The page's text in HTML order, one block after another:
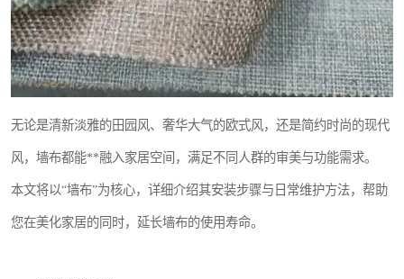
无论是清新淡雅的田园风、奢华大气的欧式风，还是简约时尚的现代
风，墙布都能**融入家居空间，满足不同人群的审美与功能需求。
本文将以“墙布”为核心，详细介绍其安装步骤与日常维护方法，帮助
您在美化家居的同时，延长墙布的使用寿命。